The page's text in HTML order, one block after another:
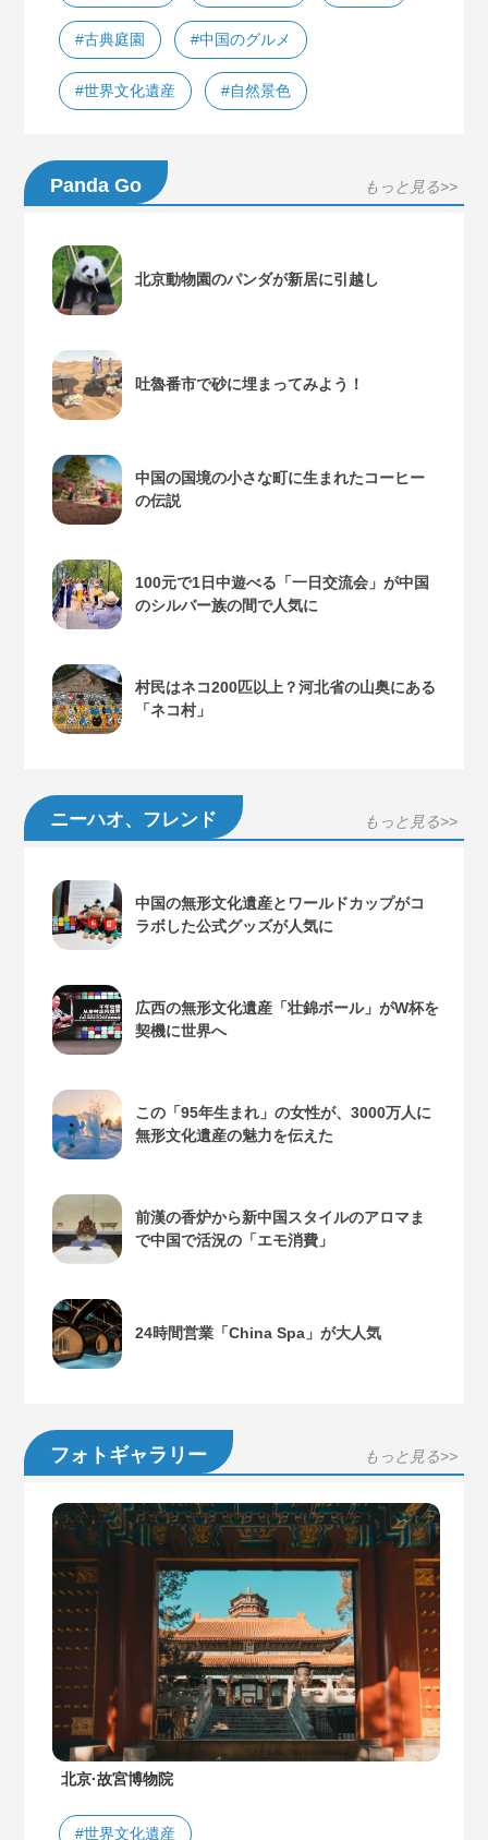
#古典庭園 #中国のグルメ
#世界文化遺産 #自然景色
Panda Go もっと見る>>
北京動物園のパンダが新居に引越し
吐魯番市で砂に埋まってみよう！
中国の国境の小さな町に生まれたコーヒー
の伝説
100元で1日中遊べる「一日交流会」が中国
のシルバー族の間で人気に
村民はネコ200匹以上？河北省の山奥にある
「ネコ村」
ニーハオ、フレンド もっと見る>>
中国の無形文化遺産とワールドカップがコ
ラボした公式グッズが人気に
広西の無形文化遺産「壮錦ボール」がW杯を
契機に世界へ
この「95年生まれ」の女性が、3000万人に
無形文化遺産の魅力を伝えた
前漢の香炉から新中国スタイルのアロマま
で中国で活況の「エモ消費」
24時間営業「China Spa」が大人気
フォトギャラリー もっと見る>>
北京·故宮博物院
#世界文化遺産